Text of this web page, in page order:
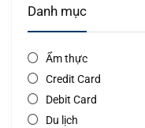
Danh mục
Ẩm thực
Credit Card
Debit Card
Du lịch